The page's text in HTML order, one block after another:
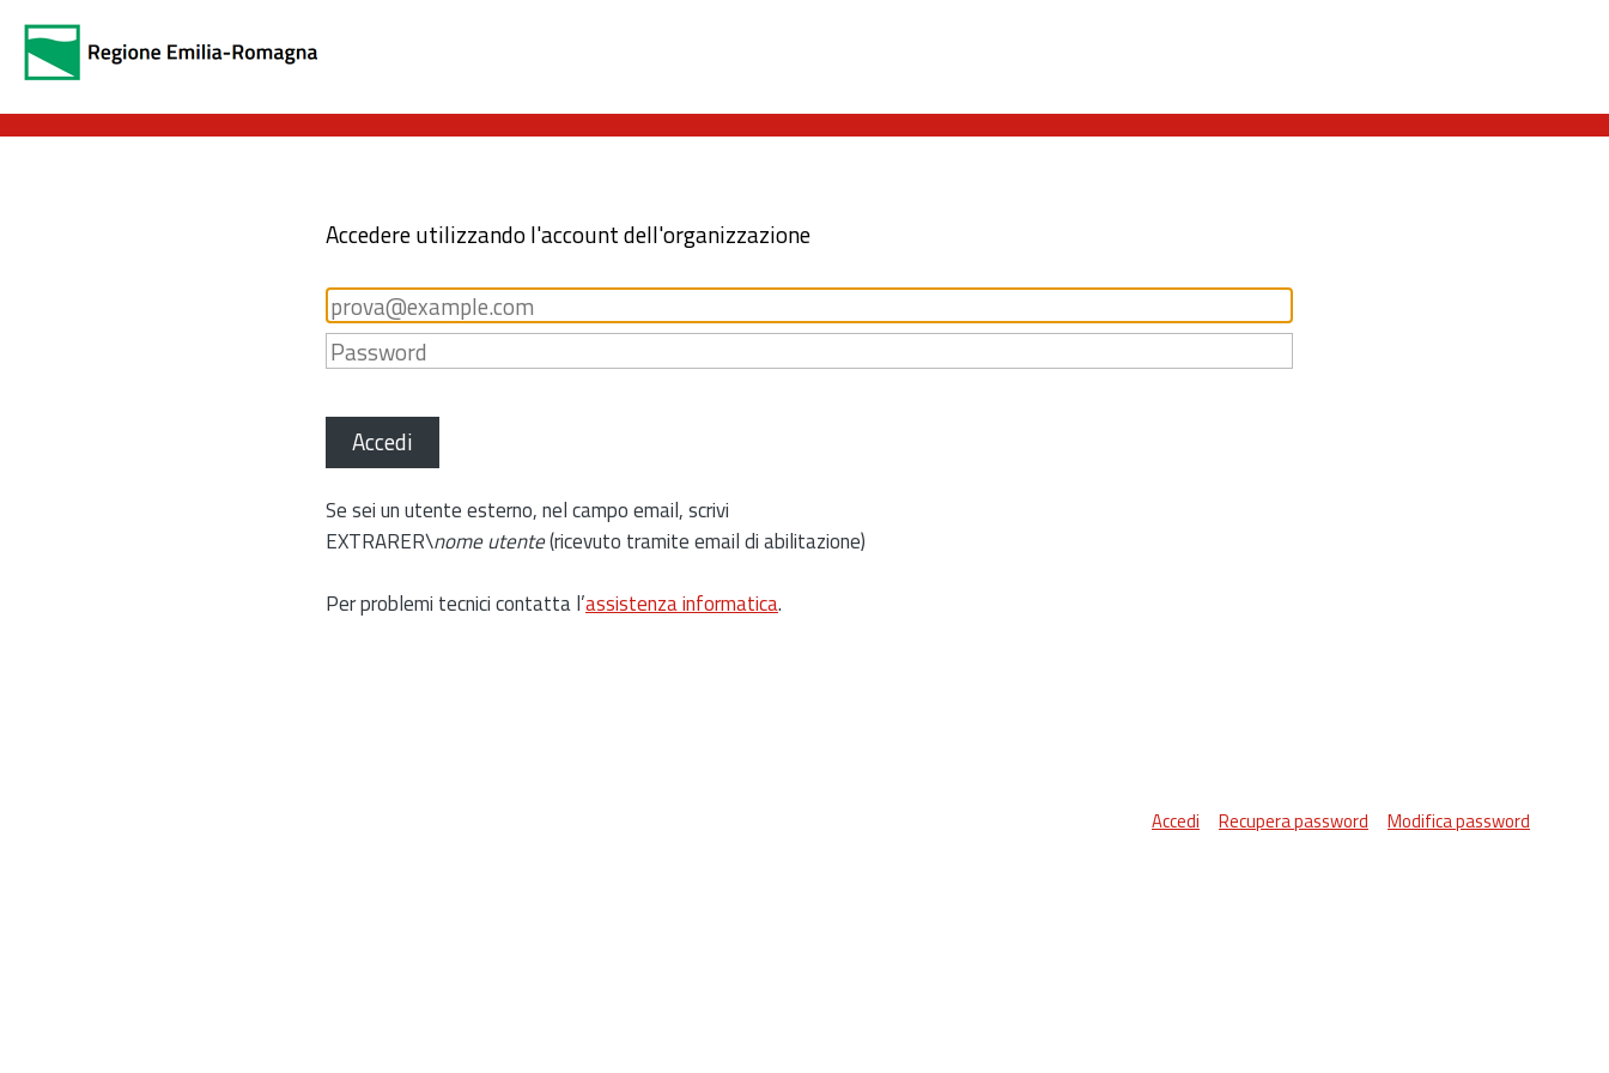
Accedere utilizzando l'account dell'organizzazione
Accedi
Se sei un utente esterno, nel campo email, scrivi
EXTRARER\nome utente(ricevuto tramite email di abilitazione)
Per problemi tecnici contatta l’assistenza informatica.
Accedi Recupera password Modifica password